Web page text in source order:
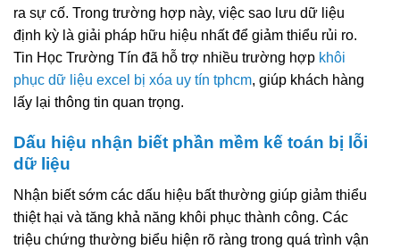
ra sự cố. Trong trường hợp này, việc sao lưu dữ liệu
định kỳ là giải pháp hữu hiệu nhất để giảm thiểu rủi ro.
Tin Học Trường Tín đã hỗ trợ nhiều trường hợp khôi
phục dữ liệu excel bị xóa uy tín tphcm, giúp khách hàng
lấy lại thông tin quan trọng.
Dấu hiệu nhận biết phần mềm kế toán bị lỗi
dữ liệu
Nhận biết sớm các dấu hiệu bất thường giúp giảm thiểu
thiệt hại và tăng khả năng khôi phục thành công. Các
triệu chứng thường biểu hiện rõ ràng trong quá trình vận